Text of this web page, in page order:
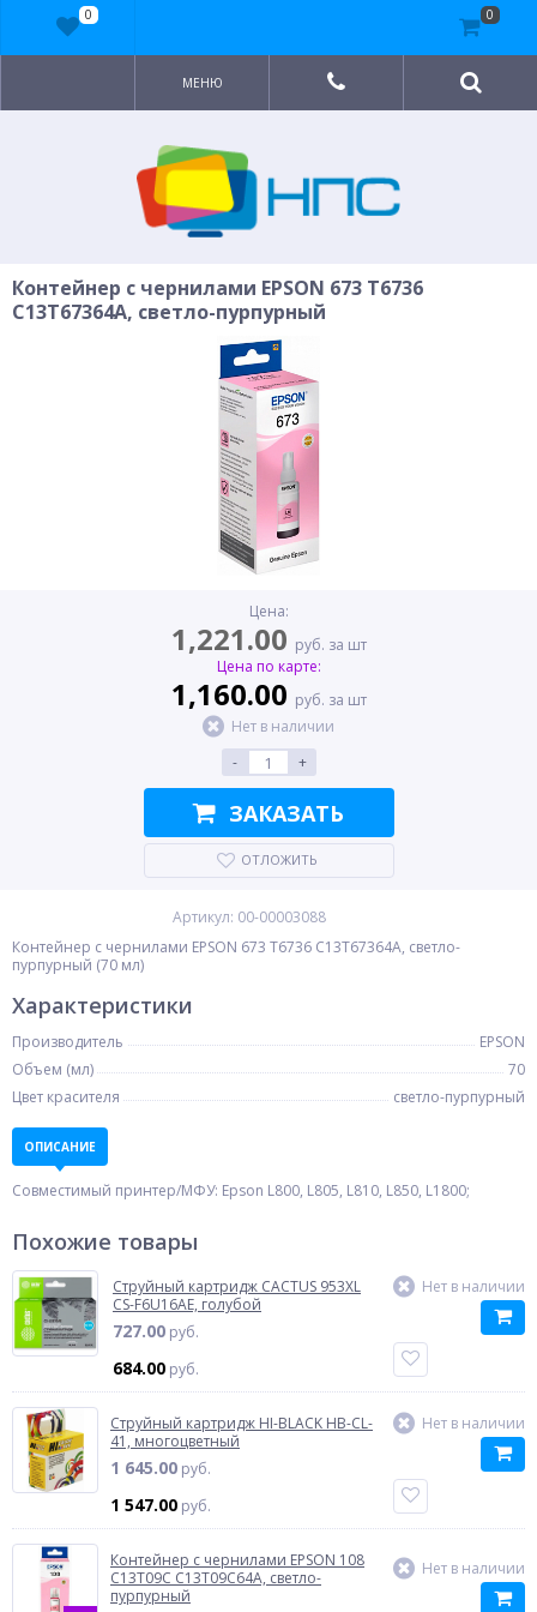
МЕНЮ
Контейнер с чернилами EPSON 673 T6736
C13T67364A, светло-пурпурный
Цена:
1,221.00 руб. за шт
Цена по карте:
1,160.00 руб. за шт
Нет в наличии
-
+
ЗАКАЗАТЬ
ОТЛОЖИТЬ
Артикул: 00-00003088
Контейнер с чернилами EPSON 673 T6736 C13T67364A, светло-
пурпурный (70 мл)
Характеристики
Производитель
EPSON
Объем (мл)
70
Цвет красителя
светло-пурпурный
ОПИСАНИЕ
Совместимый принтер/МФУ: Epson L800, L805, L810, L850, L1800;
Похожие товары
Струйный картридж CACTUS 953XL
CS-F6U16AE, голубой
727.00 руб.
684.00 руб.
Нет в наличии
Струйный картридж HI-BLACK HB-CL-
41, многоцветный
1 645.00 руб.
1 547.00 руб.
Нет в наличии
Контейнер с чернилами EPSON 108
C13T09C C13T09C64A, светло-
пурпурный
Нет в наличии
0 0